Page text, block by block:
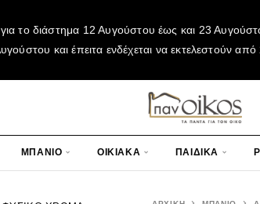
το διάστημα 12 Αυγούστου έως και 23
και έπειτα ενδέχεται να εκτελεστούν
ΜΠΑΝΙΟ ΟΙΚΙΑΚΑ ΠΑΙΔΙΚΑ